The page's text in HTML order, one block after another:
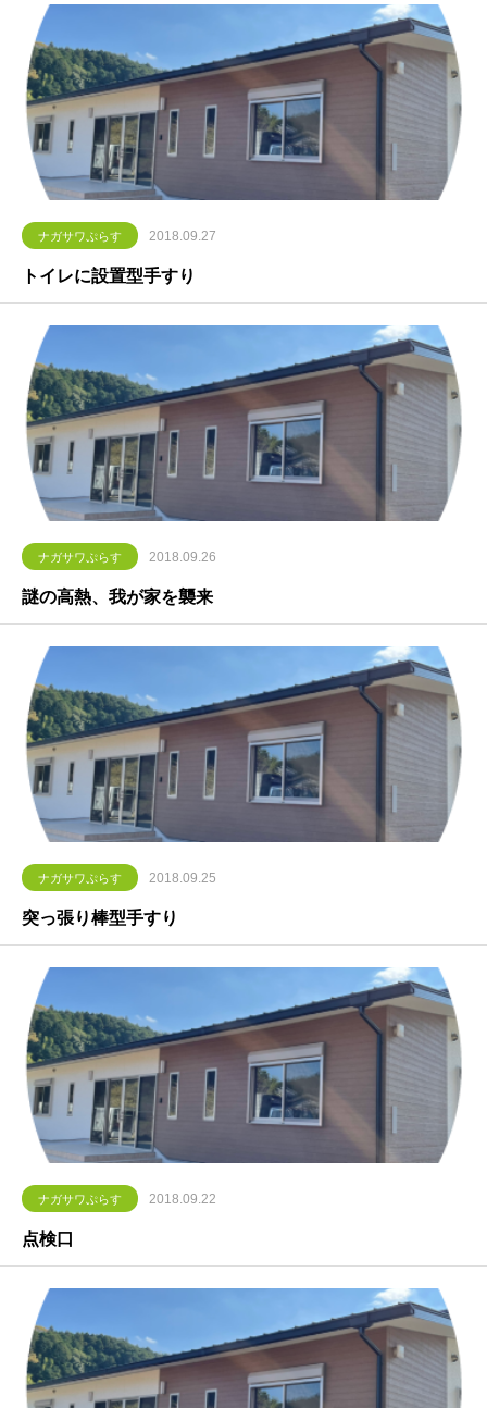
ナガサワぷらす 2018.09.27
トイレに設置型手すり
ナガサワぷらす 2018.09.26
謎の高熱、我が家を襲来
ナガサワぷらす 2018.09.25
突っ張り棒型手すり
ナガサワぷらす 2018.09.22
点検口